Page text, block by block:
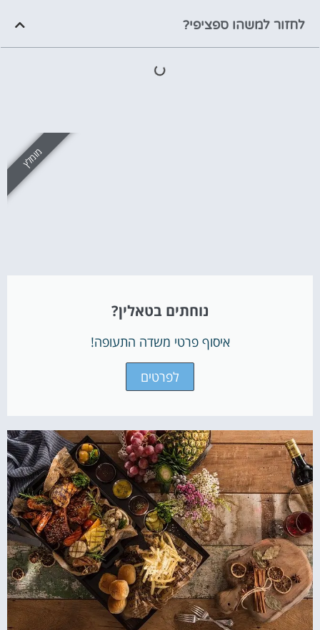
לחזור למשהו ספציפי?
נוחתים בטאלין?
איסוף פרטי משדה התעופה!
לפרטים
מומלץ